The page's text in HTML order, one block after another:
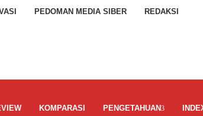
PEDOMAN MEDIA SIBER REDAKSI
KOMPARASI PENGETAHUAN